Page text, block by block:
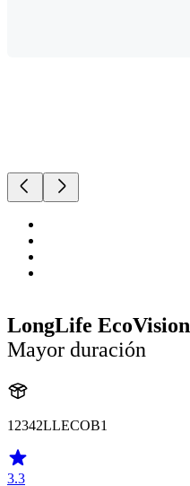
LongLife EcoVision
Mayor duración
12342LLECOB1
3.3